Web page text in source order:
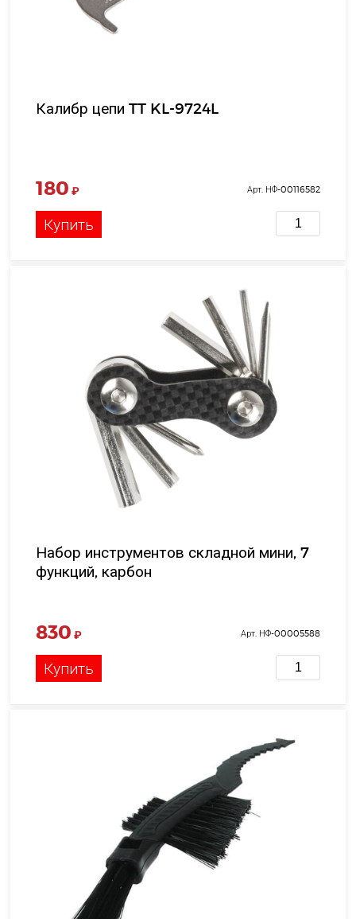
Калибр цепи TT KL-9724L
180 ₽ Арт. НФ-00116582
Купить
Набор инструментов складной мини, 7
функций, карбон
830 ₽ Арт. НФ-00005588
Купить